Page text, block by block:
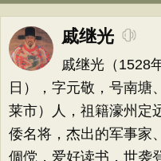
戚继光
戚继光（1528
日），字元敬，号南塘
莱市）人，祖籍濠州定
倭名将，杰出的军事家
倜傥，爱好读书，世袭